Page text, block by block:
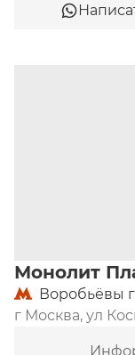
Монолит
Воробьёвы
г Москва, ул